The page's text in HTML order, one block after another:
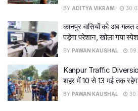
BY ADITYA VIKRAM
कानपुर वासियों को अब गलत
पड़ेगा परेशान, खोला गया
BY PAWAN KAUSHAL
Kanpur Traffic
शहर में 10 से 13 मई तक
BY PAWAN KAUSHAL